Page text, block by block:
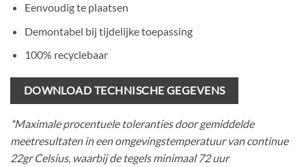
Eenvoudig te plaatsen
Demontabel bij tijdelijke toepassing
100% recyclebaar
DOWNLOAD TECHNISCHE GEGEVENS
*Maximale procentuele toleranties door gemiddelde
meetresultaten in een omgevingstemperatuur van continue
22gr Celsius, waarbij de tegels minimaal 72 uur